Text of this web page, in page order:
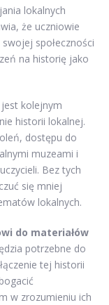
lokalnych
że uczniowie
społeczności
na historię jako
kolejnym
historii lokalnej.
dostępu do
muzeami i
Bez tych
się mniej
lokalnych.
do materiałów
potrzebne do
tej historii
w zrozumieniu ich